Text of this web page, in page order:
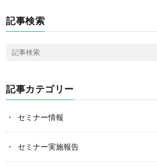
記事検索
記事カテゴリー
セミナー情報
セミナー実施報告